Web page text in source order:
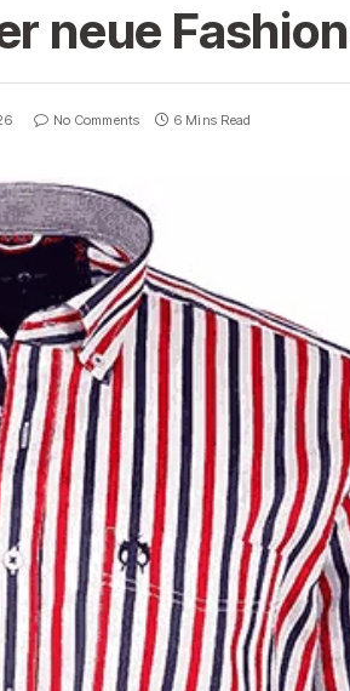
neue
No Comments 6 Mins Read